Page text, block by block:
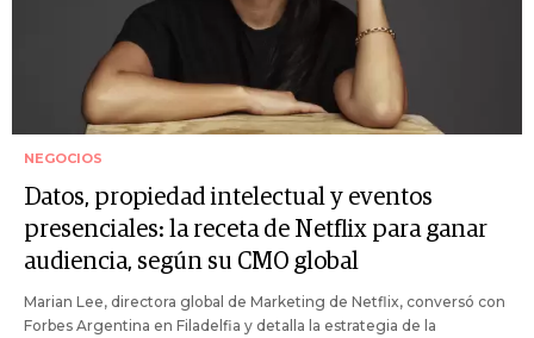
NEGOCIOS
Datos, propiedad intelectual y eventos
presenciales: la receta de Netflix para ganar
audiencia, según su CMO global
Marian Lee, directora global de Marketing de Netflix, conversó con
Forbes Argentina en Filadelfia y detalla la estrategia de la